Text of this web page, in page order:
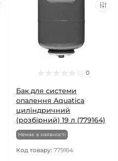
0
Бак для системи
опалення Aquatica
циліндричний
(розбірний) 19 л (779164)
Немає в наявності
Код товару: 779164